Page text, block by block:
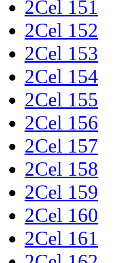
2Cel 151
2Cel 152
2Cel 153
2Cel 154
2Cel 155
2Cel 156
2Cel 157
2Cel 158
2Cel 159
2Cel 160
2Cel 161